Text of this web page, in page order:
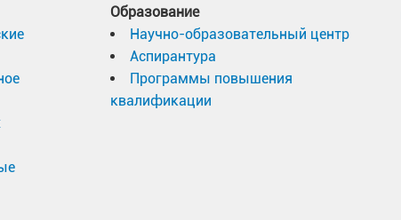
Образование
Научно-образовательный центр
Аспирантура
Программы повышения
квалификации